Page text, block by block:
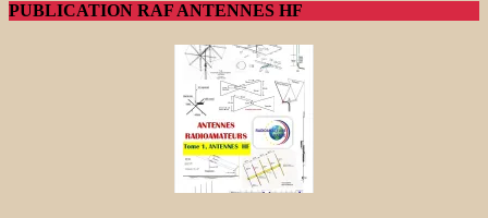
PUBLICATION RAF ANTENNES HF